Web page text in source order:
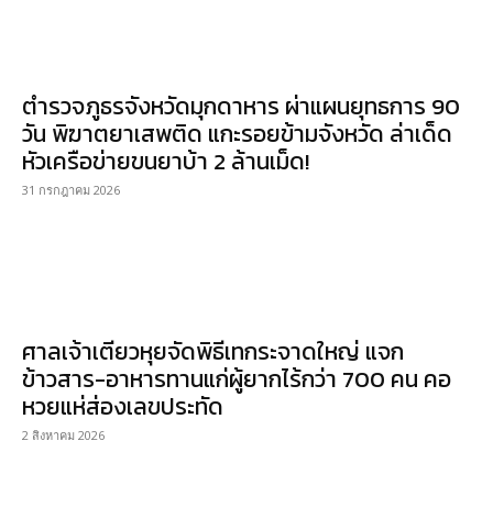
ตำรวจภูธรจังหวัดมุกดาหาร ผ่าแผนยุทธการ 90
วัน พิฆาตยาเสพติด แกะรอยข้ามจังหวัด ล่าเด็ด
หัวเครือข่ายขนยาบ้า 2 ล้านเม็ด!
31 กรกฎาคม 2026
ศาลเจ้าเตียวหุยจัดพิธีเทกระจาดใหญ่ แจก
ข้าวสาร-อาหารทานแก่ผู้ยากไร้กว่า 700 คน คอ
หวยแห่ส่องเลขประทัด
2 สิงหาคม 2026